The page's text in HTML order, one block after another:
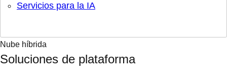
Servicios para la IA
Nube híbrida
Soluciones de plataforma